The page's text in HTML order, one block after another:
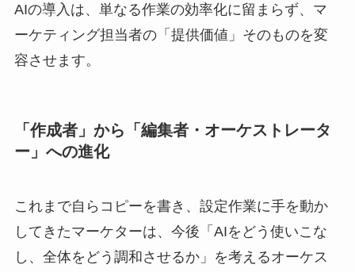
AIの導入は、単なる作業の効率化に留まらず、マ
ーケティング担当者の「提供価値」そのものを変
容させます。
「作成者」から「編集者・オーケストレータ
ー」への進化
これまで自らコピーを書き、設定作業に手を動か
してきたマーケターは、今後「AIをどう使いこな
し、全体をどう調和させるか」を考えるオーケス